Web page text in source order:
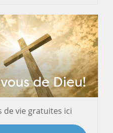
de Dieu!
de vie gratuites ici